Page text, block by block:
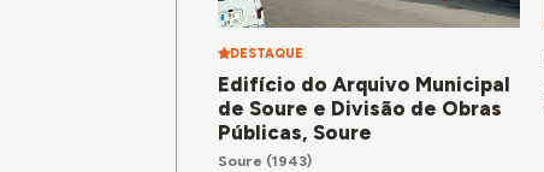
DESTAQUE
Edifício do Arquivo Municipal
de Soure e Divisão de Obras
Públicas, Soure
Soure (1943)